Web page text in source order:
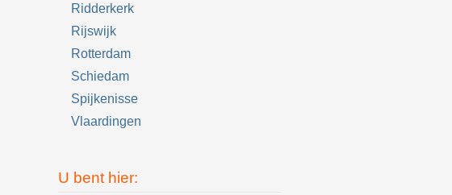
Ridderkerk
Rijswijk
Rotterdam
Schiedam
Spijkenisse
Vlaardingen
U bent hier: